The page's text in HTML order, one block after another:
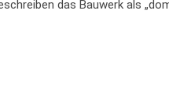
das Bauwerk als